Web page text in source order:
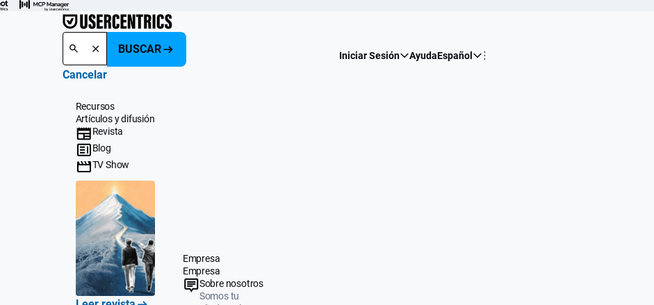
BUSCAR
Cancelar
Iniciar Sesión AyudaEspañol
Recursos
Artículos y difusión
Revista
Blog
TV Show
Empresa
Empresa
Sobre nosotros
Somos tu